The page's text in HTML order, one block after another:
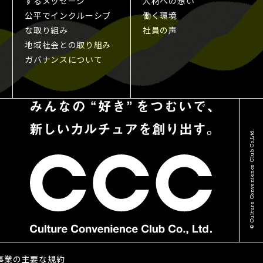
公平でインクルーシブ
な取り組み
地域社会との取り組み
ガバナンスについて
働く環境
社員の声
© Culture Convenience Club Co.,Ltd.
業の主要な規約